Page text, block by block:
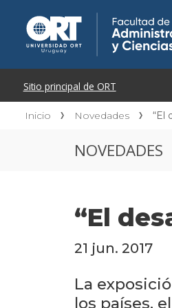
Inicio Novedades “El
NOVEDADES
“El
21 jun. 2017
La
los países,